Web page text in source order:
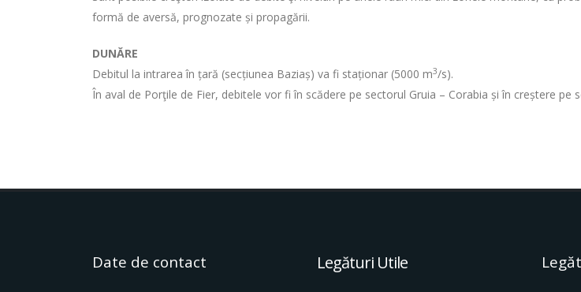
formă de aversă, prognozate și propagării.
DUNĂRE
Debitul la intrarea în țară (secțiunea Baziaș) va fi staționar (5000 m3/s).
În aval de Porţile de Fier, debitele vor fi în scădere pe sectorul Gruia – Corabia și în creștere pe
Date de contact Legături Utile